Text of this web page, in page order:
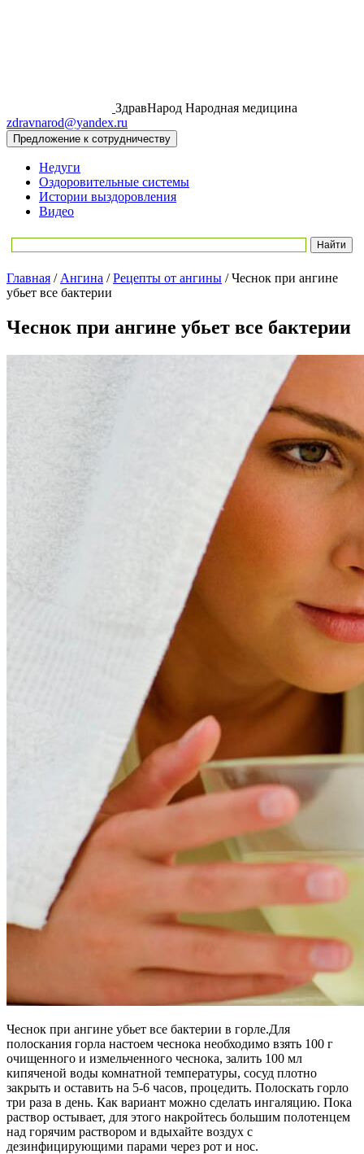
ЗдравНарод Народная медицина
zdravnarod@yandex.ru
Предложение к сотрудничеству
Недуги
Оздоровительные системы
Истории выздоровления
Видео
Главная / Ангина /Рецепты от ангины /Чеснок при ангине
убьет все бактерии
Чеснок при ангине убьет все бактерии
Чеснок при ангине убьет все бактерии в горле.Для
полоскания горла настоем чеснока необходимо взять 100 г
очищенного и измельченного чеснока, залить 100 мл
кипяченой воды комнатной температуры, сосуд плотно
закрыть и оставить на 5-6 часов, процедить. Полоскать горло
три раза в день. Как вариант можно сделать ингаляцию. Пока
раствор остывает, для этого накройтесь большим полотенцем
над горячим раствором и вдыхайте воздух с
дезинфицирующими парами через рот и нос.